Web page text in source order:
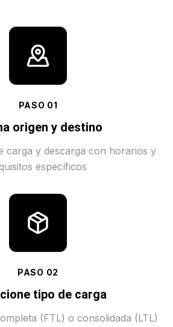
PASO 01
origen y destino
carga y descarga con horarios y
específicos
PASO 02
tipo de carga
(FTL) o consolidada (LTL)